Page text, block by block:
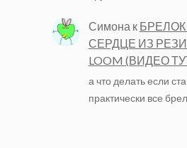
Симона к
СЕРДЦЕ ИЗ
LOOM (ВИДЕО
а что делать если
практически все